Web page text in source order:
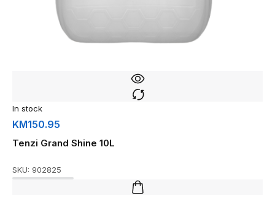
In stock
KM150.95
Tenzi Grand Shine 10L
SKU: 902825